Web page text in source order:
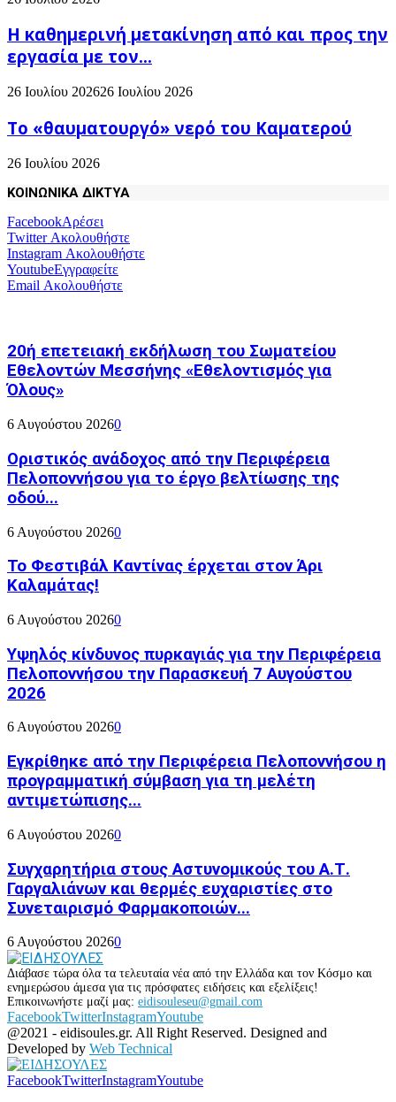
H καθημερινή μετακίνηση από και προς την
εργασία με τον...
26 Ιουλίου 202626 Ιουλίου 2026
Το «θαυματουργό» νερό του Καματερού
26 Ιουλίου 2026
ΚΟΙΝΩΝΙΚΑ ΔΙΚΤΥΑ
FacebookΑρέσει
TwitterΑκολουθήστε
Instagram Ακολουθήστε
YoutubeΕγγραφείτε
Email Ακολουθήστε
20ή επετειακή εκδήλωση του Σωματείου
Εθελοντών Μεσσήνης «Εθελοντισμός για
Όλους»
6 Αυγούστου 20260
Οριστικός ανάδοχος από την Περιφέρεια
Πελοποννήσου για το έργο βελτίωσης της
οδού...
6 Αυγούστου 20260
Το Φεστιβάλ Καντίνας έρχεται στον Άρι
Καλαμάτας!
6 Αυγούστου 20260
Υψηλός κίνδυνος πυρκαγιάς για την Περιφέρεια
Πελοποννήσου την Παρασκευή 7 Αυγούστου
2026
6 Αυγούστου 20260
Εγκρίθηκε από την Περιφέρεια Πελοποννήσου η
προγραμματική σύμβαση για τη μελέτη
αντιμετώπισης...
6 Αυγούστου 20260
Συγχαρητήρια στους Αστυνομικούς του Α.Τ.
Γαργαλιάνων και θερμές ευχαριστίες στο
Συνεταιρισμό Φαρμακοποιών...
6 Αυγούστου 20260
Διάβασε τώρα όλα τα τελευταία νέα από την Ελλάδα και τον Κόσμο και
ενημερώσου άμεσα για τις πρόσφατες ειδήσεις και εξελίξεις!
Επικοινωνήστε μαζί μας: eidisouleseu@gmail.com
FacebookTwitterInstagramYoutube
@2021 - eidisoules.gr. All Right Reserved. Designed and
Developed by Web Technical
FacebookTwitterInstagramYoutube